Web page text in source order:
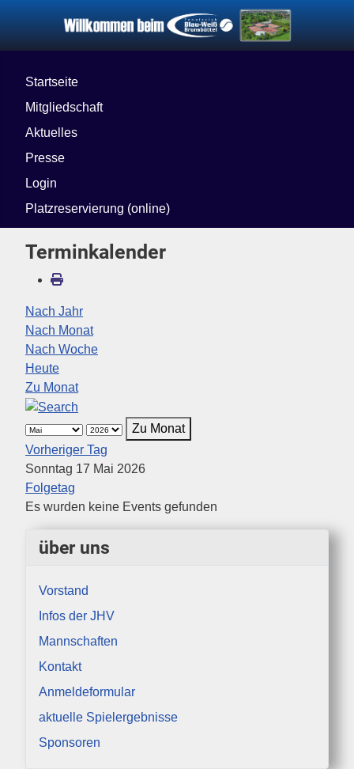
Startseite
Mitgliedschaft
Aktuelles
Presse
Login
Platzreservierung (online)
Terminkalender
Nach Jahr
Nach Monat
Nach Woche
Heute
Zu Monat
Zu Monat
Vorheriger Tag
Sonntag 17 Mai 2026
Folgetag
Es wurden keine Events gefunden
über uns
Vorstand
Infos der JHV
Mannschaften
Kontakt
Anmeldeformular
aktuelle Spielergebnisse
Sponsoren